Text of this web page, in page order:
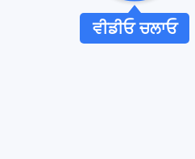
ਵੀਡੀਓ ਚਲਾਓ